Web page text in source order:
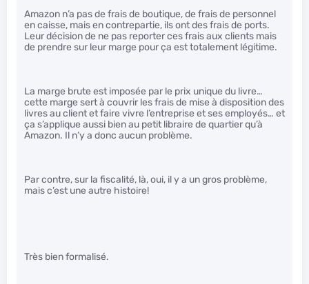
Amazon n’a pas de frais de boutique, de frais de personnel
en caisse, mais en contrepartie, ils ont des frais de ports.
Leur décision de ne pas reporter ces frais aux clients mais
de prendre sur leur marge pour ça est totalement légitime.
La marge brute est imposée par le prix unique du livre…
cette marge sert à couvrir les frais de mise à disposition des
livres au client et faire vivre l’entreprise et ses employés… et
ça s’applique aussi bien au petit libraire de quartier qu’à
Amazon. Il n’y a donc aucun problème.
Par contre, sur la fiscalité, là, oui, il y a un gros problème,
mais c’est une autre histoire!
Très bien formalisé.